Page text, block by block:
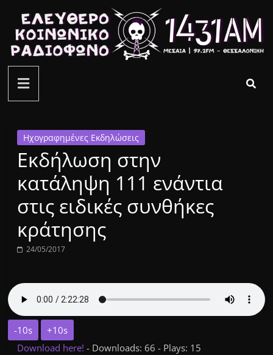
περιεχόμενο
ελεύθερο
κοινωνικό
ραδιόφωνο
1431AM
Ηχογραφημένες Εκδηλώσεις
Εκδήλωση στην
κατάληψη 111 ενάντια
στις ειδικές συνθήκες
κράτησης
24/05/2017
-10s
+10s
Download here!- Downloads: 66 - Plays: 15